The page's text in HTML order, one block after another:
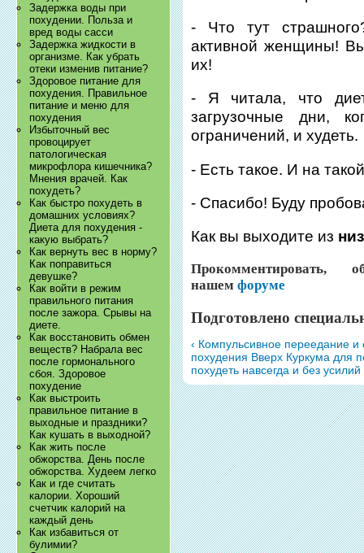
Задержка воды при
похудении. Польза и
вред воды сасси
Задержка жидкости в
организме. Как убрать
отеки изменив питание?
Здоровое питание для
похудения. Правильное
питание и меню для
похудения
Избыточный вес
провоцирует
патологическая
микрофлора кишечника?
Мнения врачей. Как
похудеть?
Как быстро похудеть в
домашних условиях?
Диета для похудения -
какую выбрать?
Как вернуть вес в норму?
Как поправиться
девушке?
Как войти в режим
правильного питания
после зажора. Срывы на
диете.
Как восстановить обмен
веществ? Набрала вес
после гормонального
сбоя. Здоровое
похудение
Как выстроить
правильное питание в
выходные и праздники?
Как кушать в выходной?
Как жить после
обжорства. День после
обжорства. Худеем легко
Как и где считать
калории. Хороший
счетчик калорий на
каждый день
Как избавиться от
булимии?
- Что тут
активной женщины!
их!
- Я читала, что
загрузочные дни,
ограничений, и худеть.
- Есть такое. И на
- Спасибо! Буду
Как вы выходите из
нашемфоруме
Подготовлено
‹ Компульсивное переедание
похудения Вверх Куркума для
похудеть навсегда и без усилий